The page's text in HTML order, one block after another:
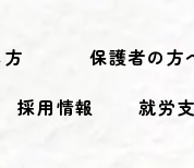
保護者の方
採用情報 就労